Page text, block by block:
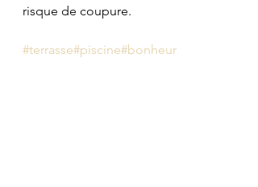
risque de coupure.
#terrasse#piscine#bonheur